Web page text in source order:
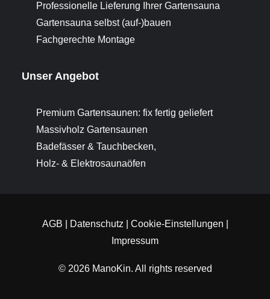
Professionelle Lieferung Ihrer Gartensauna
Gartensauna selbst (auf-)bauen
Fachgerechte Montage
Unser Angebot
Premium Gartensaunen: fix fertig geliefert
Massivholz Gartensaunen
Badefässer & Tauchbecken,
Holz- & Elektrosaunaöfen
AGB Datenschutz Cookie-Einstellungen
Impressum
© 2026 ManoKin. All rights reserved